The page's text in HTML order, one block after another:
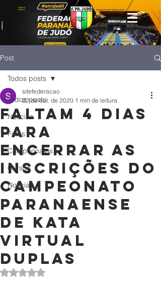
Post
Todos posts
Notícias
Fotos
Campeonatos
Cursos
Noticias
Todos posts
Faltam 4 dias
para
encerrar as
inscrições do
Campeonato
Paranaense
de Kata
Virtual
Duplas
sitefederacao
22 de out. de 2020 1 min de leitura
Avaliado com NaN de 5 estrelas.